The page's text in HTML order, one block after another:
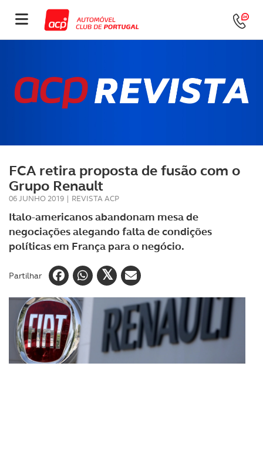
FCA retira proposta de fusão com o
Grupo Renault
06 JUNHO 2019 | REVISTA ACP
Italo-americanos abandonam mesa de
negociações alegando falta de condições
políticas em França para o negócio.
Partilhar